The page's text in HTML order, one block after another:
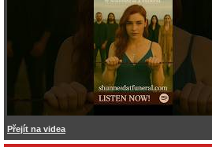
Přejít na videa